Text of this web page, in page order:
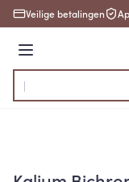
Ga naar de inhoud
Veilige betalingen
Menu
Product, merk,